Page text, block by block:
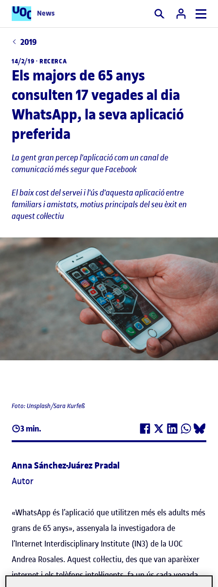
News Cercar
2019
14/2/19 · RECERCA
Els majors de 65 anys
consulten 17 vegades al dia
WhatsApp, la seva aplicació
preferida
La gent gran percep l'aplicació com un canal de
comunicació més segur que Facebook
El baix cost del servei i l'ús d'aquesta aplicació entre
familiars i amistats, motius principals del seu èxit en
aquest col·lectiu
3 min.
Foto: Unsplash/Sara Kurfeß
Anna Sánchez-Juárez Pradal
Autor
«WhatsApp és l’aplicació que utilitzen més els adults més
grans de 65 anys», assenyala la investigadora de
l’Internet Interdisciplinary Institute (IN3) de la UOC
Andrea Rosales. Aquest col·lectiu, des que van aparèixer
internet i els telèfons intel·ligents, fa un ús cada vegada